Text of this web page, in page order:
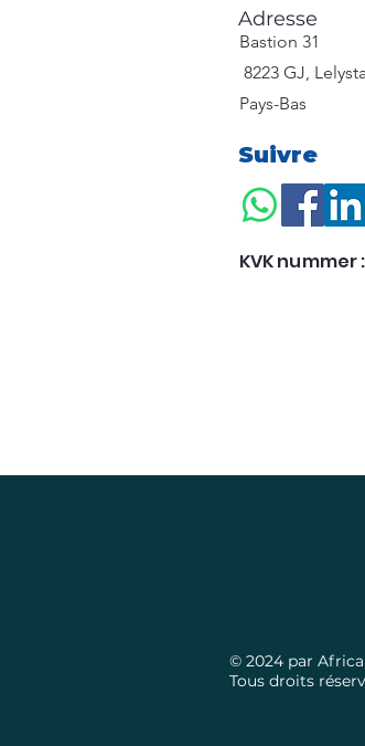
Adresse
​Bastion 31
8223 GJ,
Pays-Bas
Suivre
KVK nummer :
© 2024 par
Tous droits